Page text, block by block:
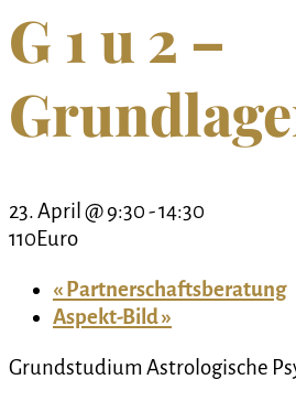
G 1 u 2 –
23. April @ 9:30-14:30
110Euro
«Partnerschaftsberatung
Aspekt-Bild»
Grundstudium Astrologische